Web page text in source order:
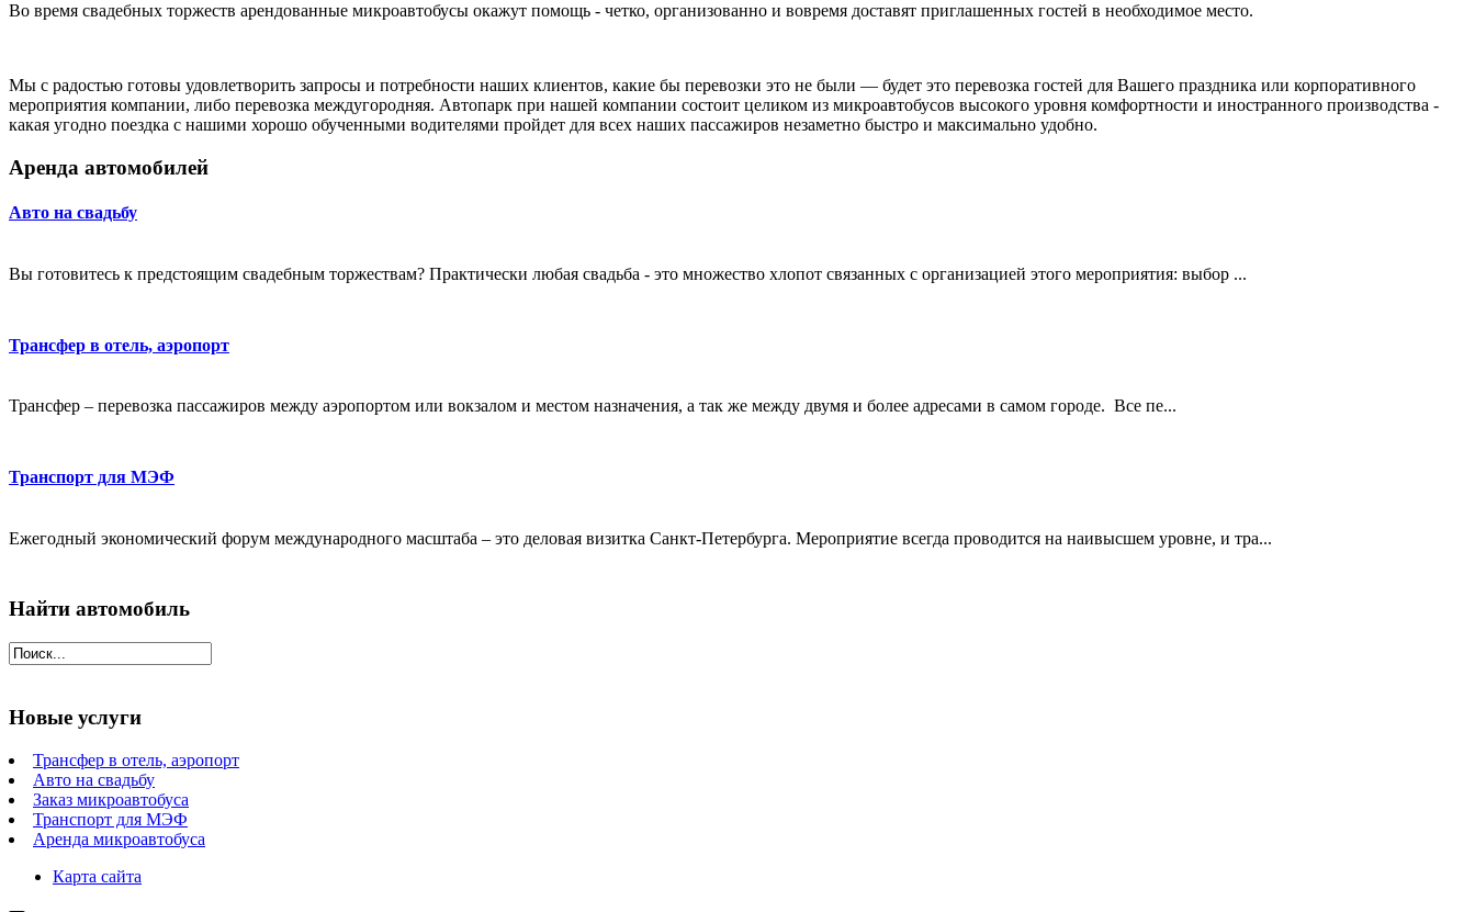
Во время свадебных торжеств арендованные микроавтобусы окажут помощь - четко, организованно и вовремя доставят приглашенных гостей в необходимое место.
Мы с радостью готовы удовлетворить запросы и потребности наших клиентов, какие бы перевозки это не были — будет это перевозка гостей для Вашего праздника или корпоративного
мероприятия компании, либо перевозка междугородняя. Автопарк при нашей компании состоит целиком из микроавтобусов высокого уровня комфортности и иностранного производства -
какая угодно поездка с нашими хорошо обученными водителями пройдет для всех наших пассажиров незаметно быстро и максимально удобно.
Аренда автомобилей
Авто на свадьбу
Вы готовитесь к предстоящим свадебным торжествам? Практически любая свадьба - это множество хлопот связанных с организацией этого мероприятия: выбор ...
Трансфер в отель, аэропорт
Трансфер – перевозка пассажиров между аэропортом или вокзалом и местом назначения, а так же между двумя и более адресами в самом городе. Все пе...
Транспорт для МЭФ
Ежегодный экономический форум международного масштаба – это деловая визитка Санкт-Петербурга. Мероприятие всегда проводится на наивысшем уровне, и тра...
Найти автомобиль
Новые услуги
Трансфер в отель, аэропорт
Авто на свадьбу
Заказ микроавтобуса
Транспорт для МЭФ
Аренда микроавтобуса
Карта сайта